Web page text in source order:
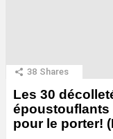
38 Shares
Les 30
époustouflants
pour le porter!